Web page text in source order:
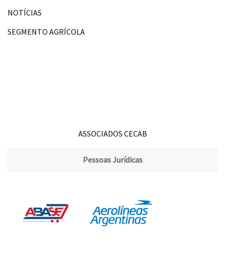
NOTÍCIAS
SEGMENTO AGRÍCOLA
ASSOCIADOS CECAB
Pessoas Jurídicas